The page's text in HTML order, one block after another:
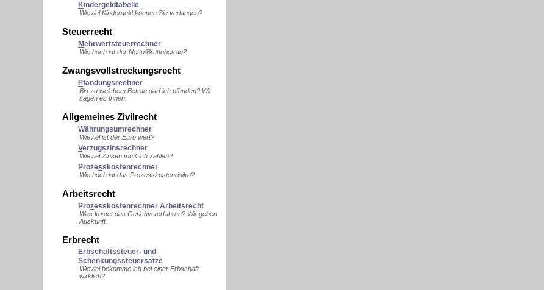
Kindergeldtabelle
Wieviel Kindergeld können Sie verlangen?
Steuerrecht
Mehrwertsteuerrechner
Wie hoch ist der Netto/Bruttobetrag?
Zwangsvollstreckungsrecht
Pfändungsrechner
Bis zu welchem Betrag darf ich pfänden? Wir
sagen es Ihnen.
Allgemeines Zivilrecht
Währungsumrechner
Wieviel ist der Euro wert?
Verzugszinsrechner
Wieviel Zinsen muß ich zahlen?
Prozesskostenrechner
Wie hoch ist das Prozesskostenrisiko?
Arbeitsrecht
Prozesskostenrechner Arbeitsrecht
Was kostet das Gerichtsverfahren? Wir geben
Auskunft.
Erbrecht
Erbschaftssteuer- und
Schenkungssteuersätze
Wieviel bekomme ich bei einer Erbschaft
wirklich?